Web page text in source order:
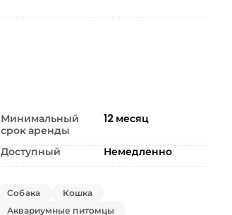
Минимальный
срок аренды
12 месяц
Доступный Немедленно
Собака
Кошка
Аквариумные питомцы